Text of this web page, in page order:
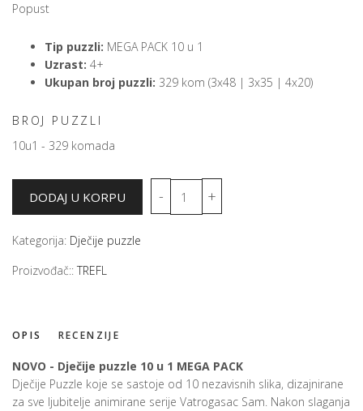
Popust
Tip puzzli: MEGA PACK 10 u 1
Uzrast: 4+
Ukupan broj puzzli: 329 kom (3x48 | 3x35 | 4x20)
BROJ PUZZLI
10u1 - 329 komada
Kategorija: Dječije puzzle
Proizvođač:: TREFL
OPIS RECENZIJE
NOVO - Dječije puzzle 10 u 1 MEGA PACK
Dječije Puzzle koje se sastoje od 10 nezavisnih slika, dizajnirane
za sve ljubitelje animirane serije Vatrogasac Sam. Nakon slaganja